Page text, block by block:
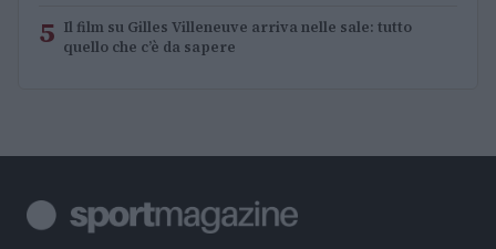
5 Il film su Gilles Villeneuve arriva nelle sale: tutto
quello che c’è da sapere